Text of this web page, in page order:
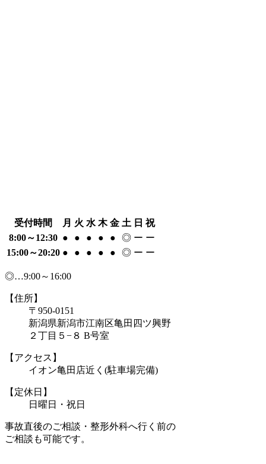
受付時間 月 火 水 木 金 土 日 祝
8:00～12:30 ● ● ● ● ● ◎ ー ー
15:00～20:20 ● ● ● ● ● ◎ ー ー
◎…9:00～16:00
【住所】
〒950-0151
新潟県新潟市江南区亀田四ツ興野
２丁目５−８ B号室
【アクセス】
イオン亀田店近く(駐車場完備)
【定休日】
日曜日・祝日
事故直後のご相談・整形外科へ行く前の
ご相談も可能です。